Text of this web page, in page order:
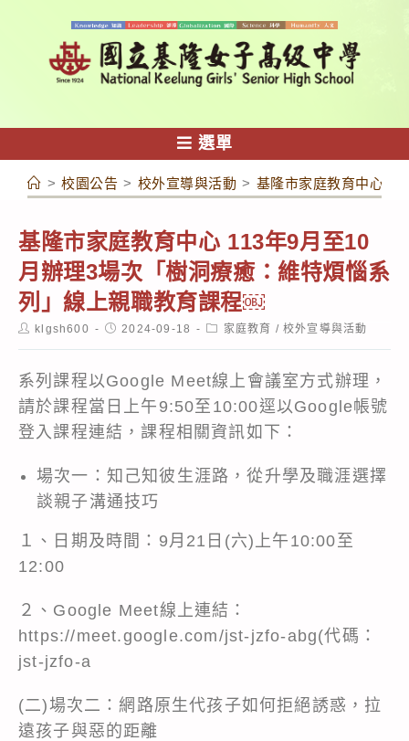
容
選單
> 校園公告 > 校外宣導與活動 > 基隆市家庭教育中心
基隆市家庭教育中心 113年9月至10
月辦理3場次「樹洞療癒：維特煩惱系
列」線上親職教育課程￼
Postklgsh600
Post2024-09-18
Post家庭教育 / 校外宣導與活動
系列課程以Google Meet線上會議室方式辦理，
請於課程當日上午9:50至10:00逕以Google帳號
登入課程連結，課程相關資訊如下：
場次一：知己知彼生涯路，從升學及職涯選擇
談親子溝通技巧
１、日期及時間：9月21日(六)上午10:00至
12:00
２、Google Meet線上連結：
https://meet.google.com/jst-jzfo-abg(代碼：
jst-jzfo-a
(二)場次二：網路原生代孩子如何拒絕誘惑，拉
遠孩子與惡的距離